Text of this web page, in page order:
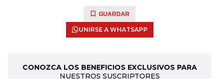
GUARDAR
UNIRSE A WHATSAPP
CONOZCA LOS BENEFICIOS EXCLUSIVOS PARA
NUESTROS SUSCRIPTORES